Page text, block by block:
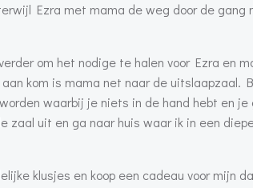
Ezra met mama de weg door de gang
om het nodige te halen voor Ezra en
kom is mama net naar de uitslaapzaal.
waarbij je niets in de hand hebt en je
uit en ga naar huis waar ik in een
klusjes en koop een cadeau voor mijn